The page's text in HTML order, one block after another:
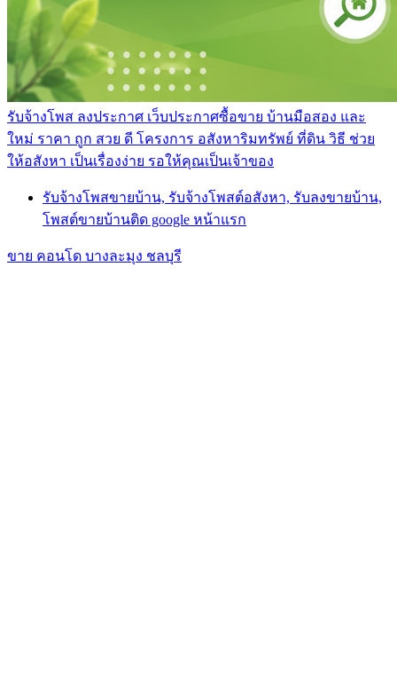
รับจ้างโพส ลงประกาศ เว็บประกาศซื้อขาย บ้านมือสอง และ
ใหม่ ราคา ถูก สวย ดี โครงการ อสังหาริมทรัพย์ ที่ดิน วิธี ช่วย
ให้อสังหา เป็นเรื่องง่าย รอให้คุณเป็นเจ้าของ
รับจ้างโพสขายบ้าน, รับจ้างโพสต์อสังหา, รับลงขายบ้าน,
โพสต์ขายบ้านติด google หน้าแรก
ขาย คอนโด บางละมุง ชลบุรี